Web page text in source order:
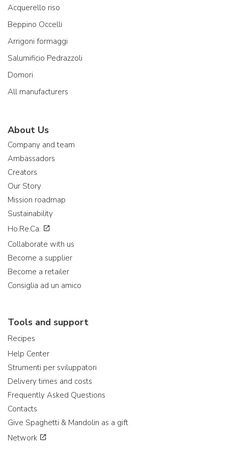
Acquerello riso
Beppino Occelli
Arrigoni formaggi
Salumificio Pedrazzoli
Domori
All manufacturers
About Us
Company and team
Ambassadors
Creators
Our Story
Mission roadmap
Sustainability
Ho.Re.Ca.
Collaborate with us
Become a supplier
Become a retailer
Consiglia ad un amico
Tools and support
Recipes
Help Center
Strumenti per sviluppatori
Delivery times and costs
Frequently Asked Questions
Contacts
Give Spaghetti & Mandolin as a gift
Network